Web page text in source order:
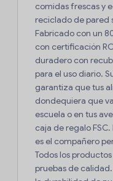
comidas frescas y
reciclado de pared
Fabricado con un
con certificación
duradero con
para el uso diario.
garantiza que tus
dondequiera que
escuela o en tus
caja de regalo
es el compañero
Todos los
pruebas de